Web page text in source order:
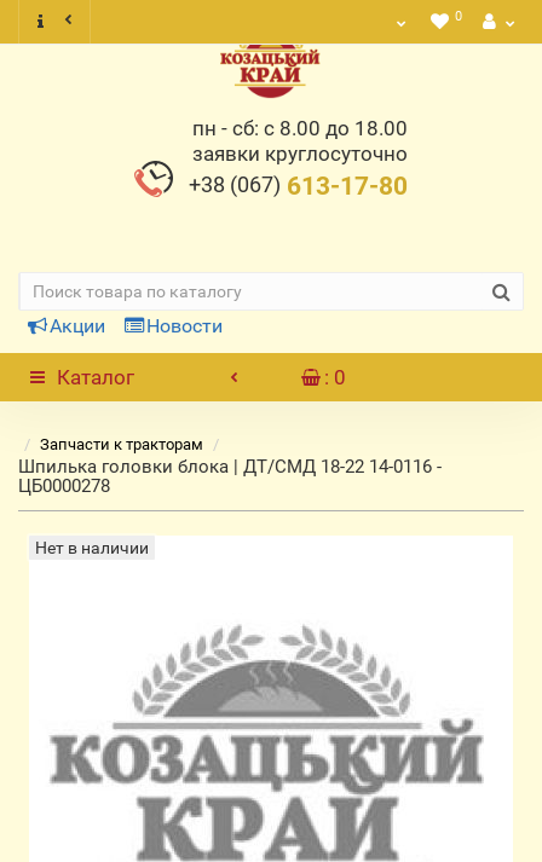
0
пн - сб: с 8.00 до 18.00
заявки круглосуточно
+38 (067) 613-17-80
Акции Новости
Каталог : 0
Запчасти к тракторам
Шпилька головки блока | ДТ/СМД 18-22 14-0116 -
ЦБ0000278
Нет в наличии